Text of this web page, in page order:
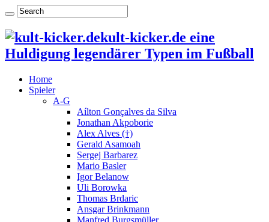
kult-kicker.de eine
Huldigung legendärer Typen im Fußball
Home
Spieler
A-G
Aílton Gonçalves da Silva
Jonathan Akpoborie
Alex Alves (†)
Gerald Asamoah
Sergej Barbarez
Mario Basler
Igor Belanow
Uli Borowka
Thomas Brdaric
Ansgar Brinkmann
Manfred Burgsmüller